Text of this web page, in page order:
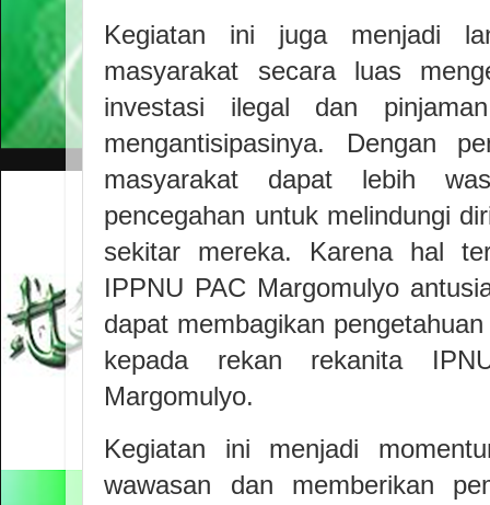
Kegiatan ini juga menjadi
masyarakat secara luas
investasi ilegal dan
mengantisipasinya. Dengan
masyarakat dapat lebih
pencegahan untuk melindungi
sekitar mereka. Karena hal
IPPNU PAC Margomulyo
dapat membagikan
kepada rekan rekanita
Margomulyo.
Kegiatan ini menjadi
wawasan dan memberikan